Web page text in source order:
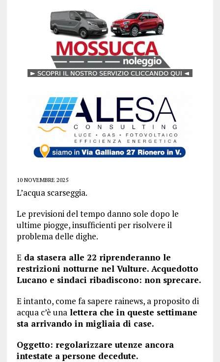
10 NOVEMBRE 2025
L’acqua scarseggia.
Le previsioni del tempo danno sole dopo le
ultime piogge, insufficienti per risolvere il
problema delle dighe.
E da stasera alle 22 riprenderanno le
restrizioni notturne nel Vulture. Acquedotto
Lucano e sindaci ribadiscono: non sprecare.
E intanto, come fa sapere rainews, a proposito di
acqua c’è unalettera che in queste settimane
sta arrivando in migliaia di case.
Oggetto: regolarizzare utenze ancora
intestate a persone decedute.